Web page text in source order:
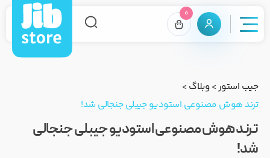
0
جیب استور>وبلاگ >
ترند هوش مصنوعی استودیو جیبلی جنجالی شد!
ترند هوش مصنوعی استودیو جیبلی جنجالی
شد!